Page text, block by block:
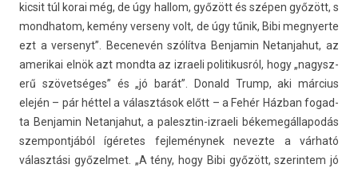
kic­sit túl korai még, de úgy hal­lom, győzött és szépen győzött, s
mondhatom, kemény ver­seny volt, de úgy tűnik, Bibi meg­nyer­te
ezt a ver­senyt”. Be­cenevén szólítva Be­njamin Netan­jahut, az
amerikai elnök azt mondta az iz­raeli politikus­ról, hogy „nagysz­
erű szövetséges” és „jó barát”. Donald Trump, aki március
elején – pár héttel a választások előtt – a Fehér Házban fogad­
ta Be­njamin Netan­jahut, a palesztin-izraeli békemegál­lapodás
szem­pontjából ígéretes fej­leménynek nevez­te a várható
választási győzel­met. „A tény, hogy Bibi győzött, szerin­tem jó